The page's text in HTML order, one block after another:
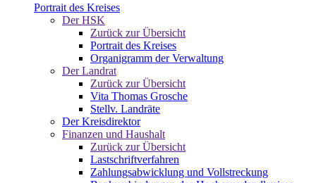
Portrait des Kreises
Der HSK
Zurück zur Übersicht
Portrait des Kreises
Organigramm der Verwaltung
Der Landrat
Zurück zur Übersicht
Vita Thomas Grosche
Stellv. Landräte
Der Kreisdirektor
Finanzen und Haushalt
Zurück zur Übersicht
Lastschriftverfahren
Zahlungsabwicklung und Vollstreckung